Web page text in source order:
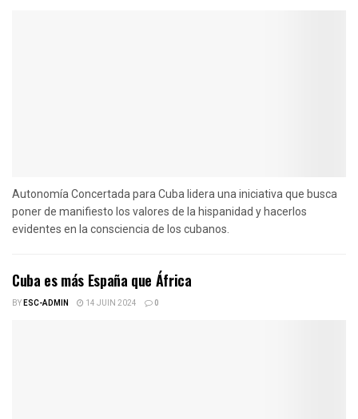
Autonomía Concertada para Cuba lidera una iniciativa que busca
poner de manifiesto los valores de la hispanidad y hacerlos
evidentes en la consciencia de los cubanos.
Cuba es más España que África
BYESC-ADMIN 14 JUIN 2024 0